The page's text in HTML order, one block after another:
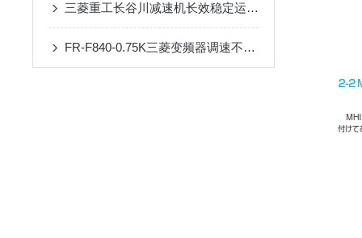
三菱重工长谷川减速机长效稳定运行在自动化输送设备中的应用
FR-F840-0.75K三菱变频器调速不稳？90%是这几个参数没设对